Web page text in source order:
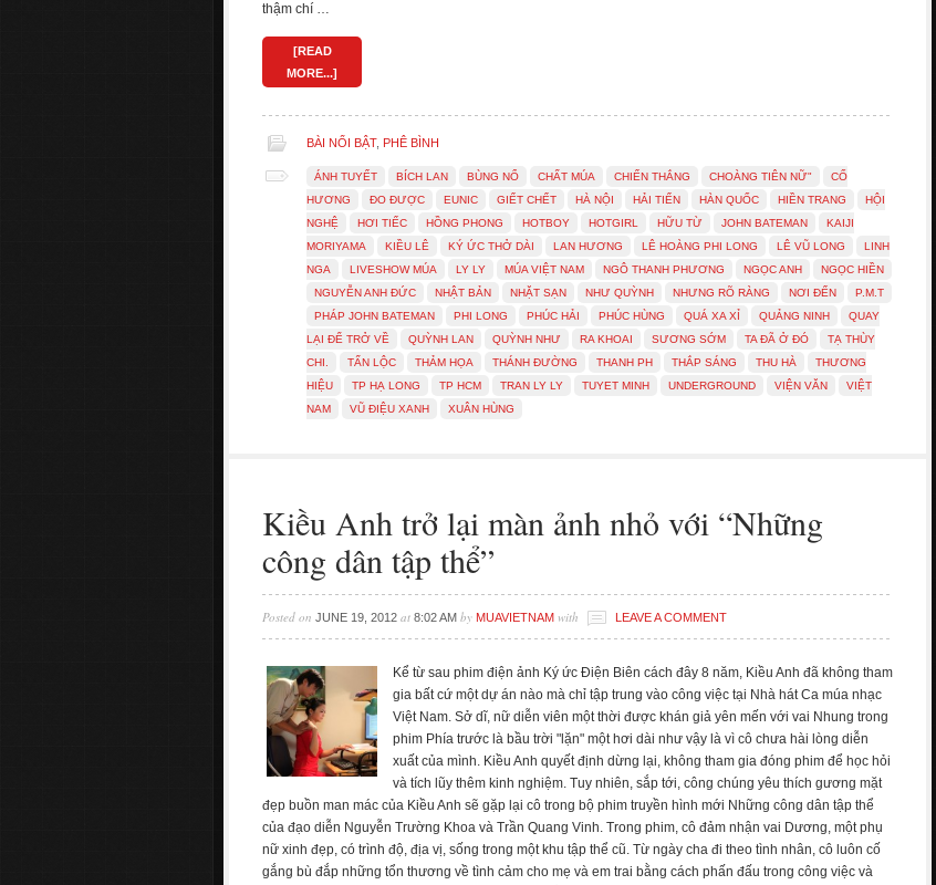
thậm chí …
[READ
MORE...]
BÀI NỔI BẬT, PHÊ BÌNH
ÁNH TUYẾT BÍCH LAN BÙNG NỔ CHẤT MÚA CHIẾN THẮNG CHOÀNG TIÊN NỮ"
CỐ
HƯƠNG
ĐO ĐƯỢC EUNIC GIẾT CHẾT HÀ NỘI HẢI TIẾN HÀN QUỐC HIỀN TRANG
HỘI
NGHỆ
HƠI TIẾC HỒNG PHONG HOTBOY HOTGIRL HỮU TỪ JOHN BATEMAN
KAIJI
MORIYAMA
KIỀU LÊ KÝ ỨC THỞ DÀI LAN HƯƠNG LÊ HOÀNG PHI LONG LÊ VŨ LONG
LINH
NGA
LIVESHOW MÚA LY LY MÚA VIỆT NAM NGÔ THANH PHƯƠNG NGỌC ANH
NGỌC HIỀN
NGUYỄN ANH ĐỨC
NHẬT BẢN NHẶT SẠN NHƯ QUỲNH NHƯNG RÕ RÀNG NƠI ĐẾN
P.M.T
PHÁP JOHN BATEMAN
PHI LONG PHÚC HẢI PHÚC HÙNG QUÁ XA XỈ QUẢNG NINH
QUAY
LẠI ĐỂ TRỞ VỀ
QUỲNH LAN QUỲNH NHƯ RA KHOAI SƯƠNG SỚM TA ĐÃ Ở ĐÓ
TẠ THÙY
CHI.
TẤN LỘC THẢM HỌA THÁNH ĐƯỜNG THANH PH THẮP SÁNG THU HÀ
THƯƠNG
HIỆU
TP HẠ LONG TP HCM TRAN LY LY TUYET MINH UNDERGROUND VIỆN VĂN
VIỆT
NAM
VŨ ĐIỆU XANH XUÂN HÙNG
Kiều Anh trở lại màn ảnh nhỏ với “Những
công dân tập thể”
Posted on JUNE 19, 2012 at 8:02 AM by MUAVIETNAM with LEAVE A COMMENT
Kể từ sau phim điện ảnh Ký ức Điện Biên cách đây 8 năm, Kiều Anh đã không tham
gia bất cứ một dự án nào mà chỉ tập trung vào công việc tại Nhà hát Ca múa nhạc
Việt Nam. Sở dĩ, nữ diễn viên một thời được khán giả yên mến với vai Nhung trong
phim Phía trước là bầu trời "lặn" một hơi dài như vậy là vì cô chưa hài lòng diễn
xuất của mình. Kiều Anh quyết định dừng lại, không tham gia đóng phim để học hỏi
và tích lũy thêm kinh nghiệm. Tuy nhiên, sắp tới, công chúng yêu thích gương mặt
đẹp buồn man mác của Kiều Anh sẽ gặp lại cô trong bộ phim truyền hình mới Những công dân tập thể
của đạo diễn Nguyễn Trường Khoa và Trần Quang Vinh. Trong phim, cô đảm nhận vai Dương, một phụ
nữ xinh đẹp, có trình độ, địa vị, sống trong một khu tập thể cũ. Từ ngày cha đi theo tình nhân, cô luôn cố
gắng bù đắp những tổn thương về tình cảm cho mẹ và em trai bằng cách phấn đấu trong công việc và